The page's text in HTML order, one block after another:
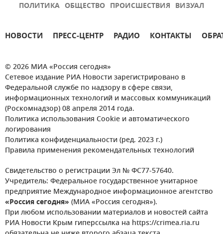
ПОЛИТИКА ОБЩЕСТВО ПРОИСШЕСТВИЯ ВИЗУАЛ
НОВОСТИ ПРЕСС-ЦЕНТР РАДИО КОНТАКТЫ
© 2026 МИА «Россия сегодня»
Сетевое издание РИА Новости зарегистрировано в
Федеральной службе по надзору в сфере связи,
информационных технологий и массовых коммуникаций
(Роскомнадзор) 08 апреля 2014 года.
Политика использования Cookie и автоматического
логирования
Политика конфиденциальности (ред. 2023 г.)
Правила применения рекомендательных технологий
Свидетельство о регистрации Эл № ФС77-57640.
Учредитель: Федеральное государственное унитарное
предприятие Международное информационное агентство
«Россия сегодня» (МИА «Россия сегодня»).
При любом использовании материалов и новостей сайта
РИА Новости Крым гиперссылка на https://crimea.ria.ru